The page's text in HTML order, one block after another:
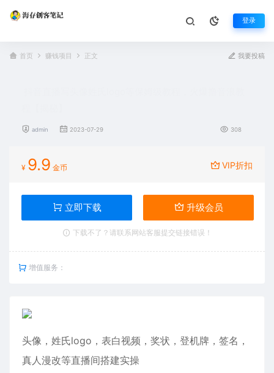
登录
首页 赚钱项目 正文 我要投稿
admin 2023-07-29 308
¥ 9.9 金币 VIP折扣
立即下载 升级会员
下载不了？请联系网站客服提交链接错误！
增值服务：
头像，姓氏logo，表白视频，奖状，登机牌，签名，
真人漫改等直播间搭建实操